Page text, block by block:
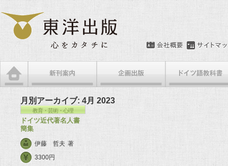
月別アーカイブ: 4月 2023
教育・芸術・心理
ドイツ近代著名人書
簡集
伊藤 哲夫 著
3300円